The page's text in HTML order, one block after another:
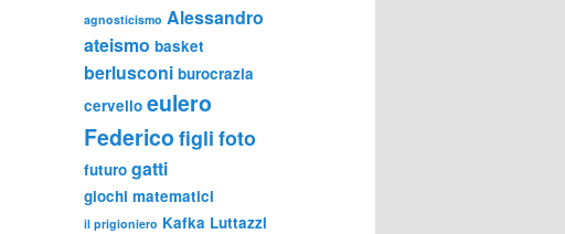
agnosticismo Alessandro
ateismo basket
berlusconi burocrazia
cervello eulero
Federico figli foto
futuro gatti
giochi matematici
il prigioniero Kafka Luttazzi